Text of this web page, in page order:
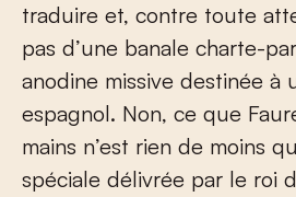
traduire et, contre toute
pas d’une banale charte-
anodine missive destinée à
espagnol. Non, ce que
mains n’est rien de moins
spéciale délivrée par le roi